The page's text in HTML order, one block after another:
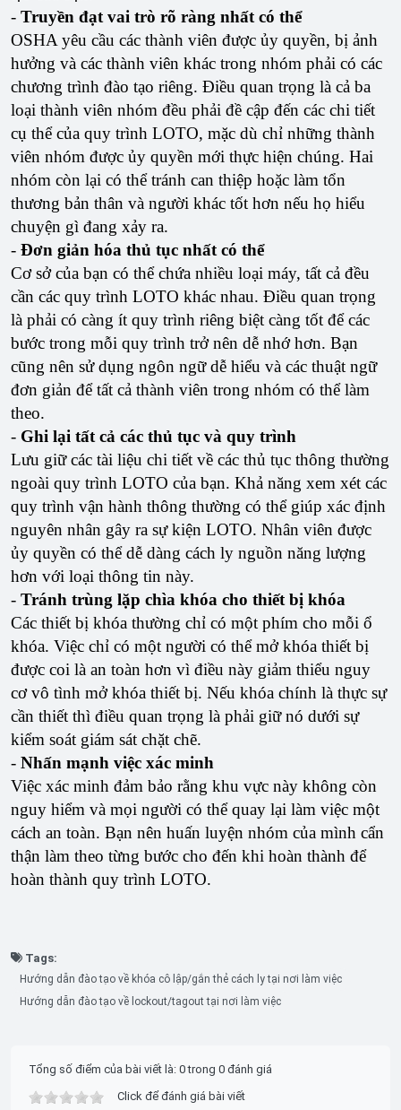
- Truyền đạt vai trò rõ ràng nhất có thể
OSHA yêu cầu các thành viên được ủy quyền, bị ảnh
hưởng và các thành viên khác trong nhóm phải có các
chương trình đào tạo riêng. Điều quan trọng là cả ba
loại thành viên nhóm đều phải đề cập đến các chi tiết
cụ thể của quy trình LOTO, mặc dù chỉ những thành
viên nhóm được ủy quyền mới thực hiện chúng. Hai
nhóm còn lại có thể tránh can thiệp hoặc làm tổn
thương bản thân và người khác tốt hơn nếu họ hiểu
chuyện gì đang xảy ra.
- Đơn giản hóa thủ tục nhất có thể
Cơ sở của bạn có thể chứa nhiều loại máy, tất cả đều
cần các quy trình LOTO khác nhau. Điều quan trọng
là phải có càng ít quy trình riêng biệt càng tốt để các
bước trong mỗi quy trình trở nên dễ nhớ hơn. Bạn
cũng nên sử dụng ngôn ngữ dễ hiểu và các thuật ngữ
đơn giản để tất cả thành viên trong nhóm có thể làm
theo.
- Ghi lại tất cả các thủ tục và quy trình
Lưu giữ các tài liệu chi tiết về các thủ tục thông thường
ngoài quy trình LOTO của bạn. Khả năng xem xét các
quy trình vận hành thông thường có thể giúp xác định
nguyên nhân gây ra sự kiện LOTO. Nhân viên được
ủy quyền có thể dễ dàng cách ly nguồn năng lượng
hơn với loại thông tin này.
- Tránh trùng lặp chìa khóa cho thiết bị khóa
Các thiết bị khóa thường chỉ có một phím cho mỗi ổ
khóa. Việc chỉ có một người có thể mở khóa thiết bị
được coi là an toàn hơn vì điều này giảm thiểu nguy
cơ vô tình mở khóa thiết bị. Nếu khóa chính là thực sự
cần thiết thì điều quan trọng là phải giữ nó dưới sự
kiểm soát giám sát chặt chẽ.
- Nhấn mạnh việc xác minh
Việc xác minh đảm bảo rằng khu vực này không còn
nguy hiểm và mọi người có thể quay lại làm việc một
cách an toàn. Bạn nên huấn luyện nhóm của mình cẩn
thận làm theo từng bước cho đến khi hoàn thành để
hoàn thành quy trình LOTO.
Tags:
Hướng dẫn đào tạo về khóa cô lập/gắn thẻ cách ly tại nơi làm việc
Hướng dẫn đào tạo về lockout/tagout tại nơi làm việc
Tổng số điểm của bài viết là: 0 trong 0 đánh giá
Click để đánh giá bài viết